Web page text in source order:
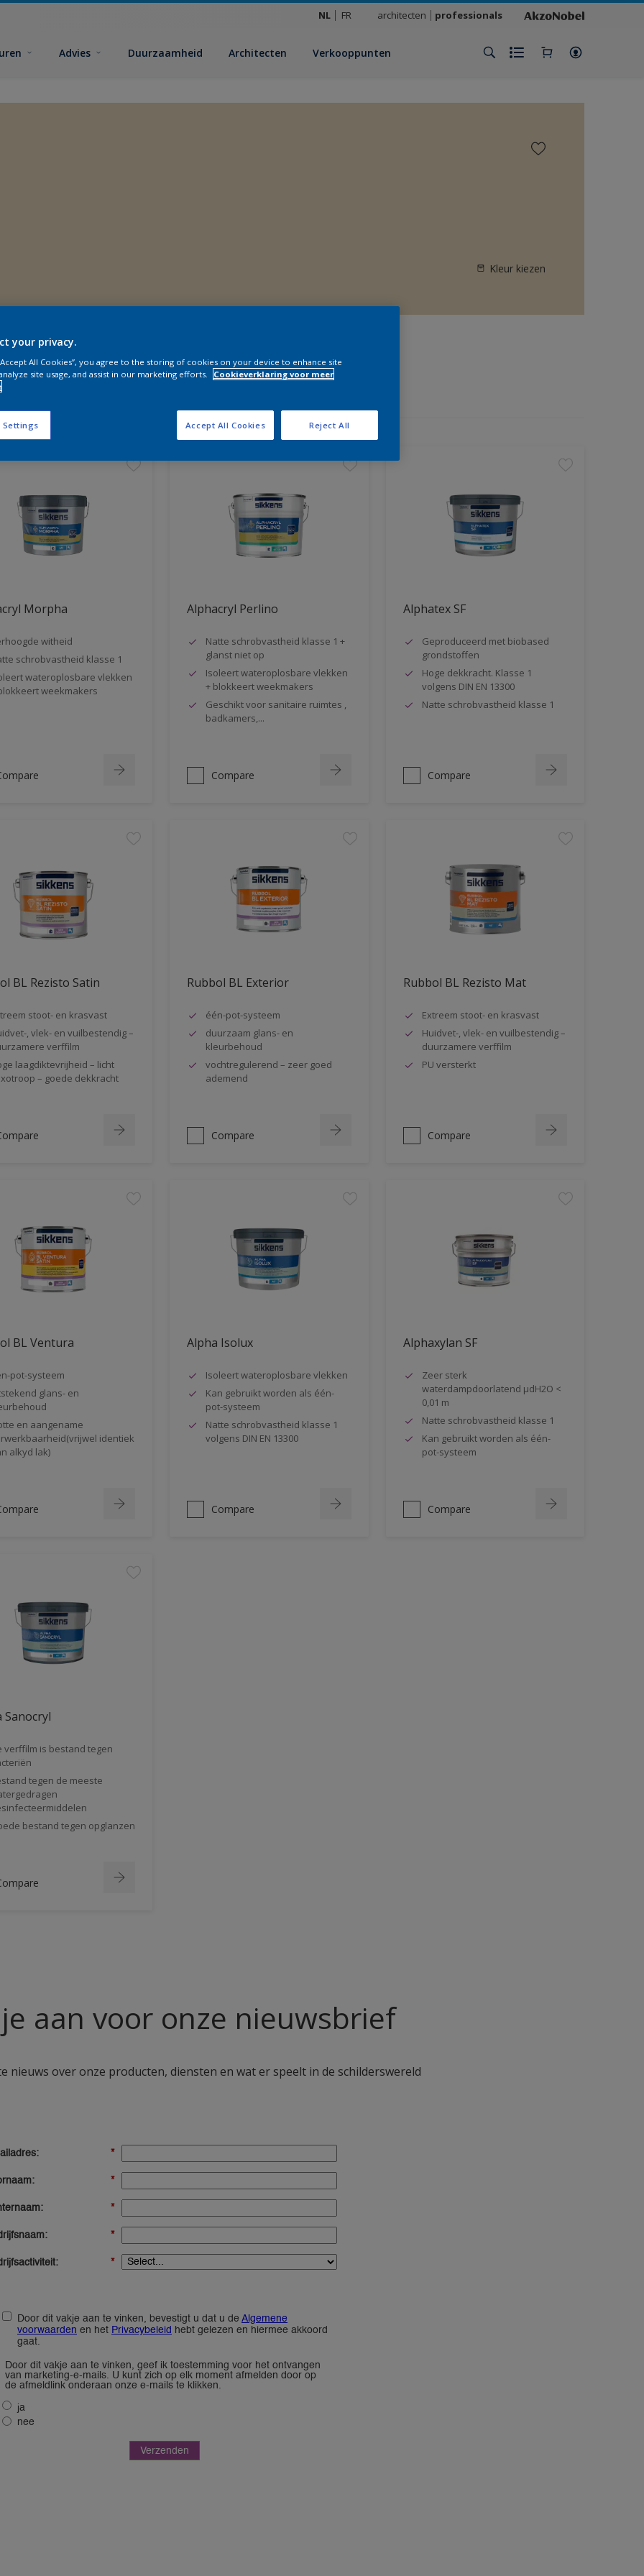
NL FR architecten professionals
Advies Duurzaamheid Architecten Verkooppunten
Kleur kiezen
producten hebt u nodig?
Morpha
witheid
schrobvastheid klasse 1
wateroplosbare vlekken
weekmakers
Alphacryl Perlino
Natte schrobvastheid klasse 1 +
glanst niet op
Isoleert wateroplosbare vlekken
+ blokkeert weekmakers
Geschikt voor sanitaire ruimtes ,
badkamers,...
Compare
Alphatex SF
Geproduceerd met biobased
grondstoffen
Hoge dekkracht. Klasse 1
volgens DIN EN 13300
Natte schrobvastheid klasse 1
Compare
BL Rezisto Satin
stoot- en krasvast
, vlek- en vuilbestendig –
verffilm
laagdiktevrijheid – licht
– goede dekkracht
Rubbol BL Exterior
één-pot-systeem
duurzaam glans- en
kleurbehoud
vochtregulerend – zeer goed
ademend
Compare
Rubbol BL Rezisto Mat
Extreem stoot- en krasvast
Huidvet-, vlek- en vuilbestendig –
duurzamere verffilm
PU versterkt
Compare
BL Ventura
pot-systeem
glans- en
en aangename
identiek
alkyd lak)
Alpha Isolux
Isoleert wateroplosbare vlekken
Kan gebruikt worden als één-
pot-systeem
Natte schrobvastheid klasse 1
volgens DIN EN 13300
Compare
Alphaxylan SF
Zeer sterk
waterdampdoorlatend µdH2O <
0,01 m
Natte schrobvastheid klasse 1
Kan gebruikt worden als één-
pot-systeem
Compare
Sanocryl
verffilm is bestand tegen
tegen de meeste
bestand tegen opglanzen
aan voor onze nieuwsbrief
nieuws over onze producten, diensten en wat er speelt in de schilderswereld
your privacy.
All Cookies”, you agree to the storing of cookies on your device to enhance site
site usage, and assist in our marketing efforts.
Cookieverklaring voor meer
Settings Reject All
Accept All Cookies